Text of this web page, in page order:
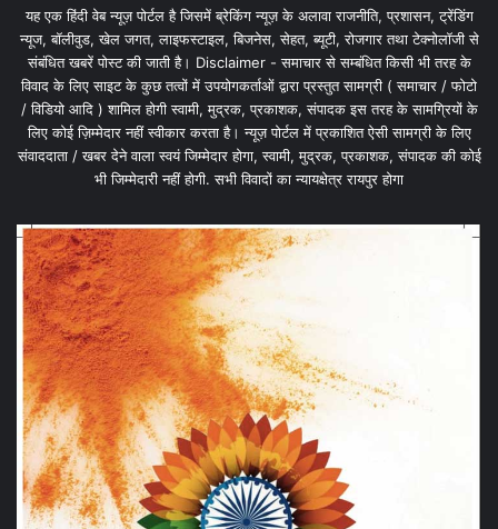
यह एक हिंदी वेब न्यूज़ पोर्टल है जिसमें ब्रेकिंग न्यूज़ के अलावा राजनीति, प्रशासन, ट्रेंडिंग
न्यूज, बॉलीवुड, खेल जगत, लाइफस्टाइल, बिजनेस, सेहत, ब्यूटी, रोजगार तथा टेक्नोलॉजी से
संबंधित खबरें पोस्ट की जाती है। Disclaimer - समाचार से सम्बंधित किसी भी तरह के
विवाद के लिए साइट के कुछ तत्वों में उपयोगकर्ताओं द्वारा प्रस्तुत सामग्री ( समाचार / फोटो
/ विडियो आदि ) शामिल होगी स्वामी, मुद्रक, प्रकाशक, संपादक इस तरह के सामग्रियों के
लिए कोई ज़िम्मेदार नहीं स्वीकार करता है। न्यूज़ पोर्टल में प्रकाशित ऐसी सामग्री के लिए
संवाददाता / खबर देने वाला स्वयं जिम्मेदार होगा, स्वामी, मुद्रक, प्रकाशक, संपादक की कोई
भी जिम्मेदारी नहीं होगी. सभी विवादों का न्यायक्षेत्र रायपुर होगा